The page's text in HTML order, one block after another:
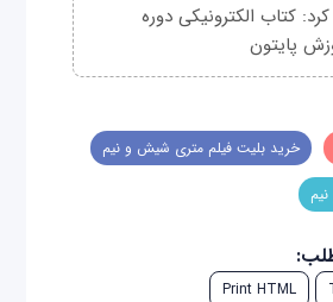
کتاب الکترونیکی دوره
پایتون
خرید بلیت فیلم متری شیش و نیم
Print HTML